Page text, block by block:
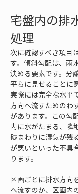
宅盤内の排
処理
次に確認すべき項目
す。傾斜勾配は、雨
決める要素です。分
平らに見せることに
実際には完全な水平
方向へ流すためのわ
があります。この勾
内に水がたまる、隣
礎まわりに湿気が残
が悪いといった不具
ります。
区画ごとに排水方向
へ流すのか、区画内